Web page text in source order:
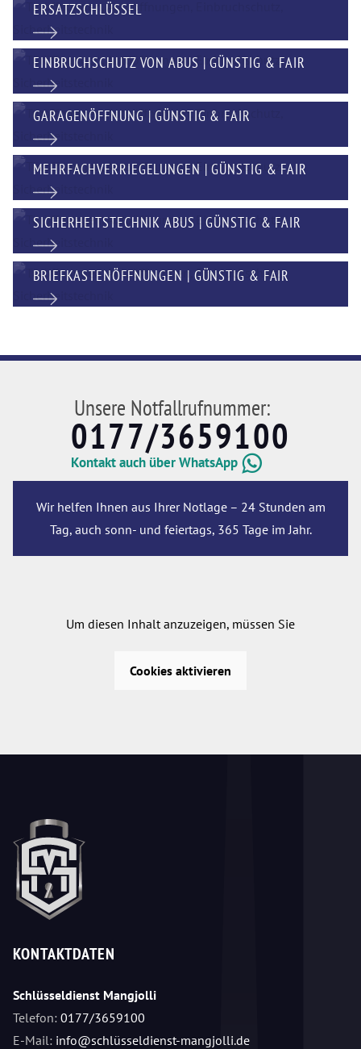
ERSATZSCHLÜSSEL
EINBRUCHSCHUTZ VON ABUS | GÜNSTIG & FAIR
GARAGENÖFFNUNG | GÜNSTIG & FAIR
MEHRFACHVERRIEGELUNGEN | GÜNSTIG & FAIR
SICHERHEITSTECHNIK ABUS | GÜNSTIG & FAIR
BRIEFKASTENÖFFNUNGEN | GÜNSTIG & FAIR
Unsere Notfallrufnummer:
0177/3659100
Kontakt auch über WhatsApp
Wir helfen Ihnen aus Ihrer Notlage – 24 Stunden am
Tag, auch sonn- und feiertags, 365 Tage im Jahr.
Um diesen Inhalt anzuzeigen, müssen Sie
Cookies aktivieren
KONTAKTDATEN
Schlüsseldienst Mangjolli
Telefon: 0177/3659100
E-Mail: info@schlüsseldienst-mangjolli.de